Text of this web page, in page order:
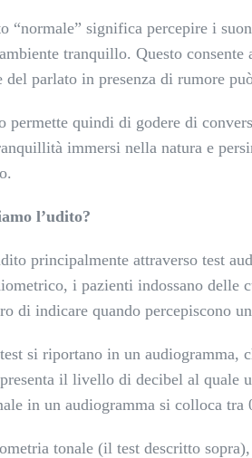
“normale” significa percepire i
tranquillo. Questo
del parlato in presenza di rumore
permette quindi di godere di
immersi nella natura e
l’udito?
principalmente attraverso test
i pazienti indossano delle
di indicare quando percepiscono
si riportano in un audiogramma,
il livello di decibel al quale
in un audiogramma si colloca tra
tonale (il test descritto